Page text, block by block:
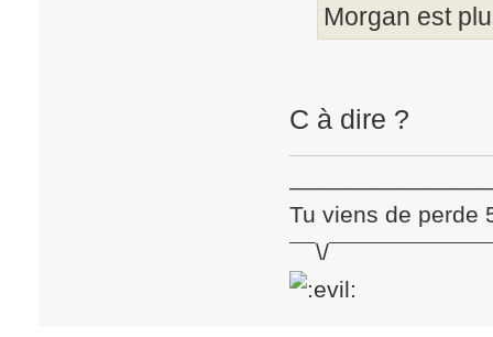
Morgan est
C à dire ?
Tu viens de perde
¯¯\/